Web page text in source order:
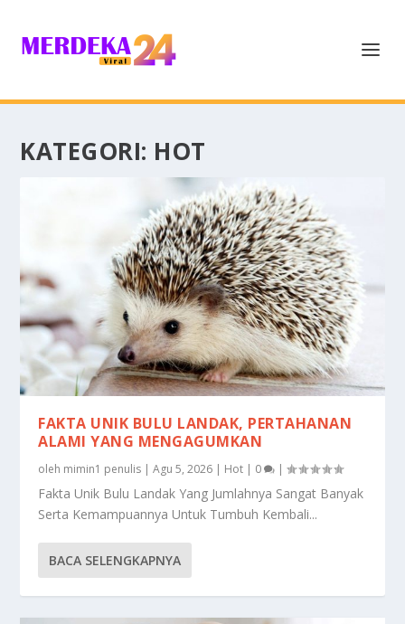
KATEGORI: HOT
FAKTA UNIK BULU LANDAK, PERTAHANAN
ALAMI YANG MENGAGUMKAN
oleh mimin1 penulis |Agu 5, 2026 | Hot | 0 |
Fakta Unik Bulu Landak Yang Jumlahnya Sangat Banyak
Serta Kemampuannya Untuk Tumbuh Kembali...
BACA SELENGKAPNYA